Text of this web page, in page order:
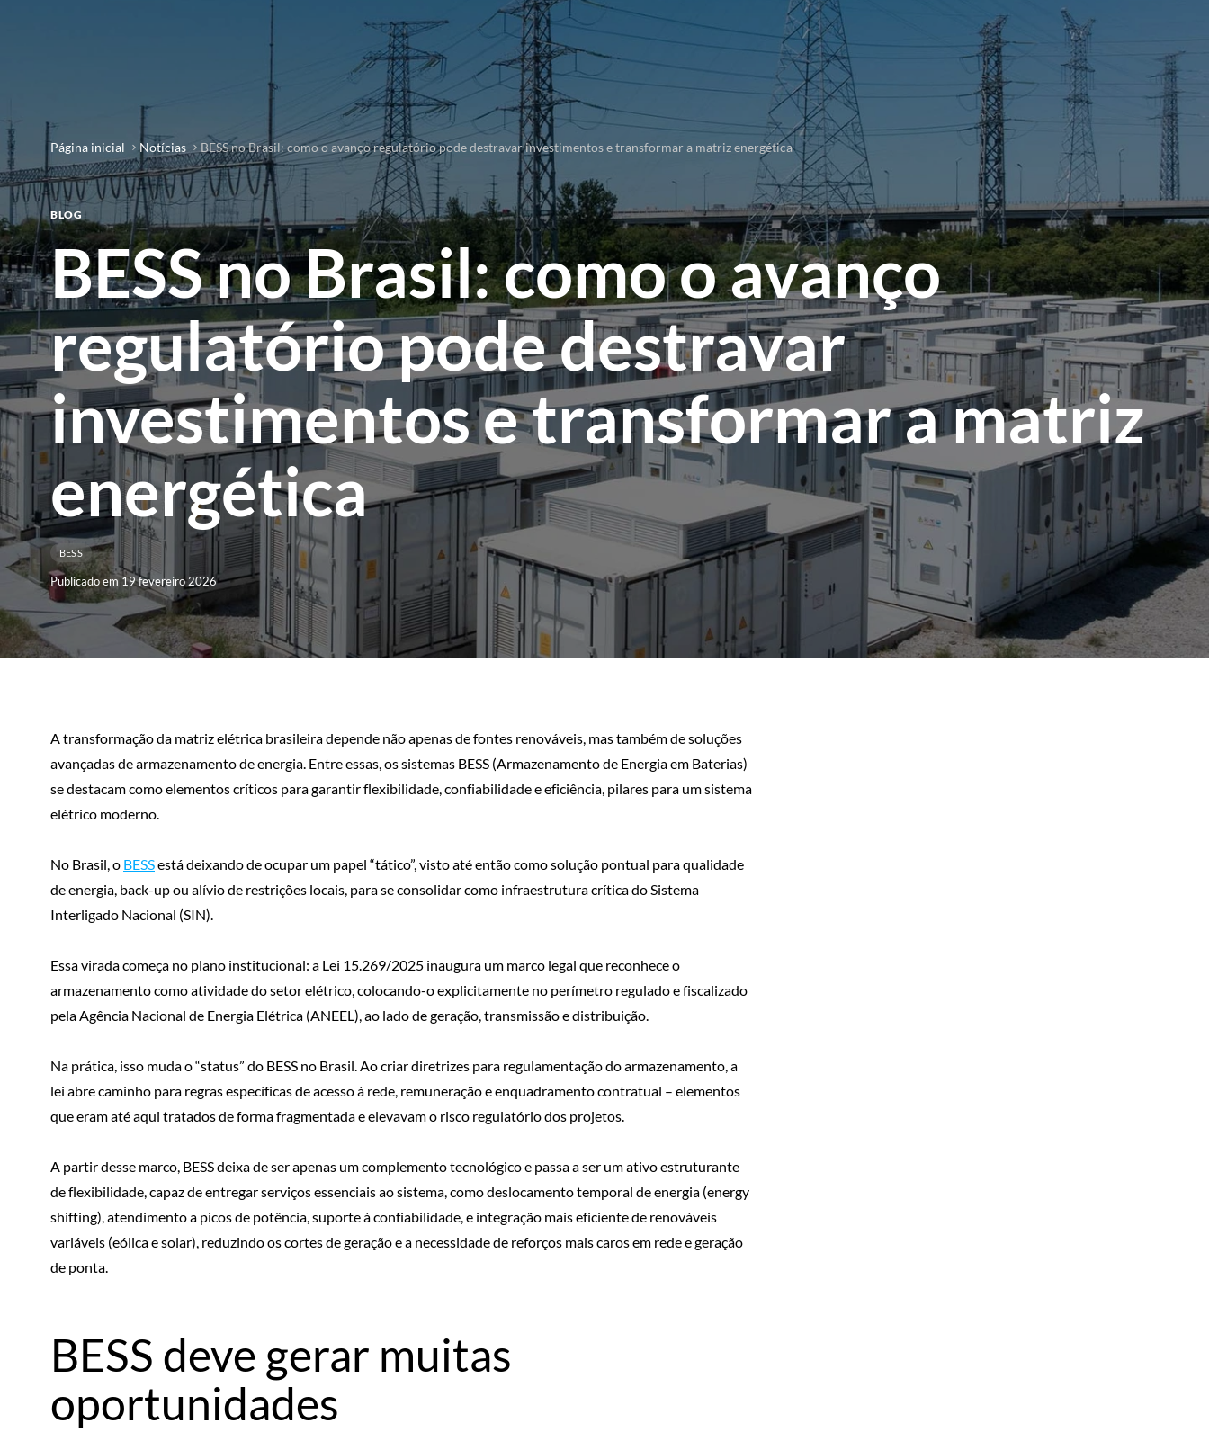
Página inicial Notícias BESS no Brasil: como o avanço regulatório pode destravar investimentos e transformar a matriz energética
BLOG
BESS no Brasil: como o avanço
regulatório pode destravar
investimentos e transformar a matriz
energética
BESS
Publicado em 19 fevereiro 2026
A transformação da matriz elétrica brasileira depende não apenas de fontes renováveis, mas também de soluções
avançadas de armazenamento de energia. Entre essas, os sistemas BESS (Armazenamento de Energia em Baterias)
se destacam como elementos críticos para garantir flexibilidade, confiabilidade e eficiência, pilares para um sistema
elétrico moderno.
No Brasil, o BESSestá deixando de ocupar um papel “tático”, visto até então como solução pontual para qualidade
de energia, back-up ou alívio de restrições locais, para se consolidar como infraestrutura crítica do Sistema
Interligado Nacional (SIN).
Essa virada começa no plano institucional: a Lei 15.269/2025 inaugura um marco legal que reconhece o
armazenamento como atividade do setor elétrico, colocando-o explicitamente no perímetro regulado e fiscalizado
pela Agência Nacional de Energia Elétrica (ANEEL), ao lado de geração, transmissão e distribuição.
Na prática, isso muda o “status” do BESS no Brasil. Ao criar diretrizes para regulamentação do armazenamento, a
lei abre caminho para regras específicas de acesso à rede, remuneração e enquadramento contratual – elementos
que eram até aqui tratados de forma fragmentada e elevavam o risco regulatório dos projetos.
A partir desse marco, BESS deixa de ser apenas um complemento tecnológico e passa a ser um ativo estruturante
de flexibilidade, capaz de entregar serviços essenciais ao sistema, como deslocamento temporal de energia (energy
shifting), atendimento a picos de potência, suporte à confiabilidade, e integração mais eficiente de renováveis
variáveis (eólica e solar), reduzindo os cortes de geração e a necessidade de reforços mais caros em rede e geração
de ponta.
BESS deve gerar muitas
oportunidades